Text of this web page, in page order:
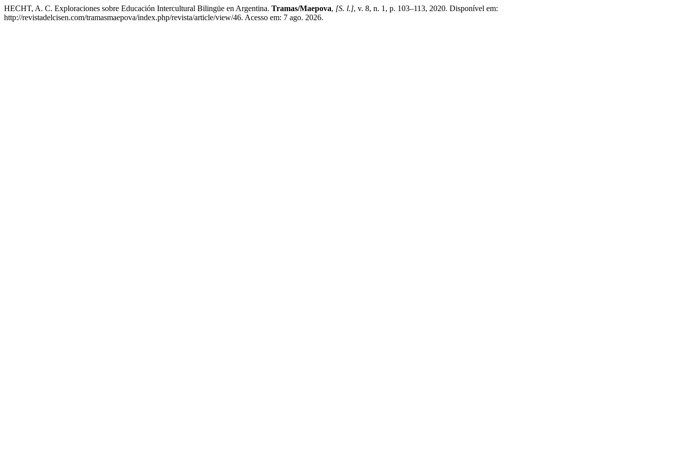
HECHT, A. C. Exploraciones sobre Educación Intercultural Bilingüe en Argentina. Tramas/Maepova, [S. l.], v. 8, n. 1, p. 103–113, 2020. Disponível em:
http://revistadelcisen.com/tramasmaepova/index.php/revista/article/view/46. Acesso em: 7 ago. 2026.